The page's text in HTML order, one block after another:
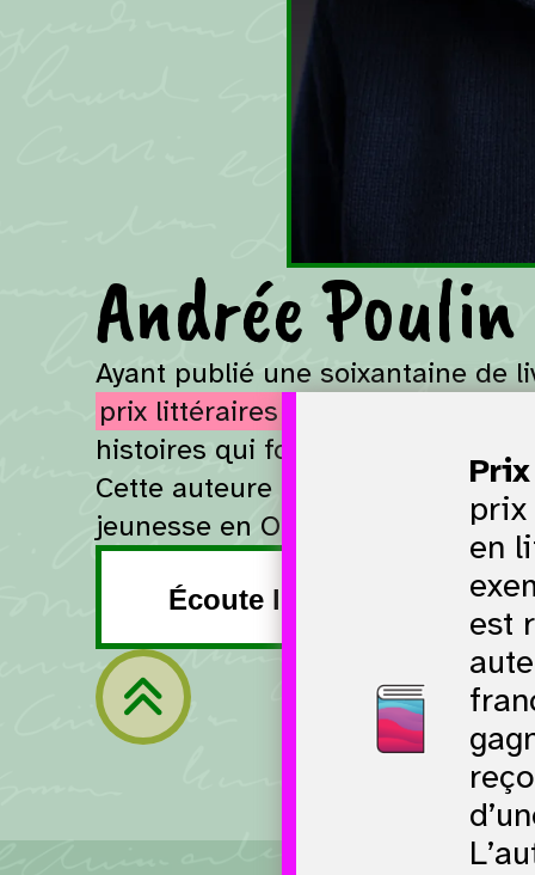
Andrée Poulin
Ayant publié une soixantaine de
prix littéraires
prix
en
est
histoires qui font rire et réfléchir!
Cette auteure a grandement
jeunesse en Ontario français.
Écoute l’extrait vidéo.
Retour à la navigation